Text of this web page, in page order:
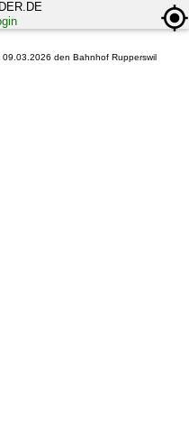
den Bahnhof Rupperswil